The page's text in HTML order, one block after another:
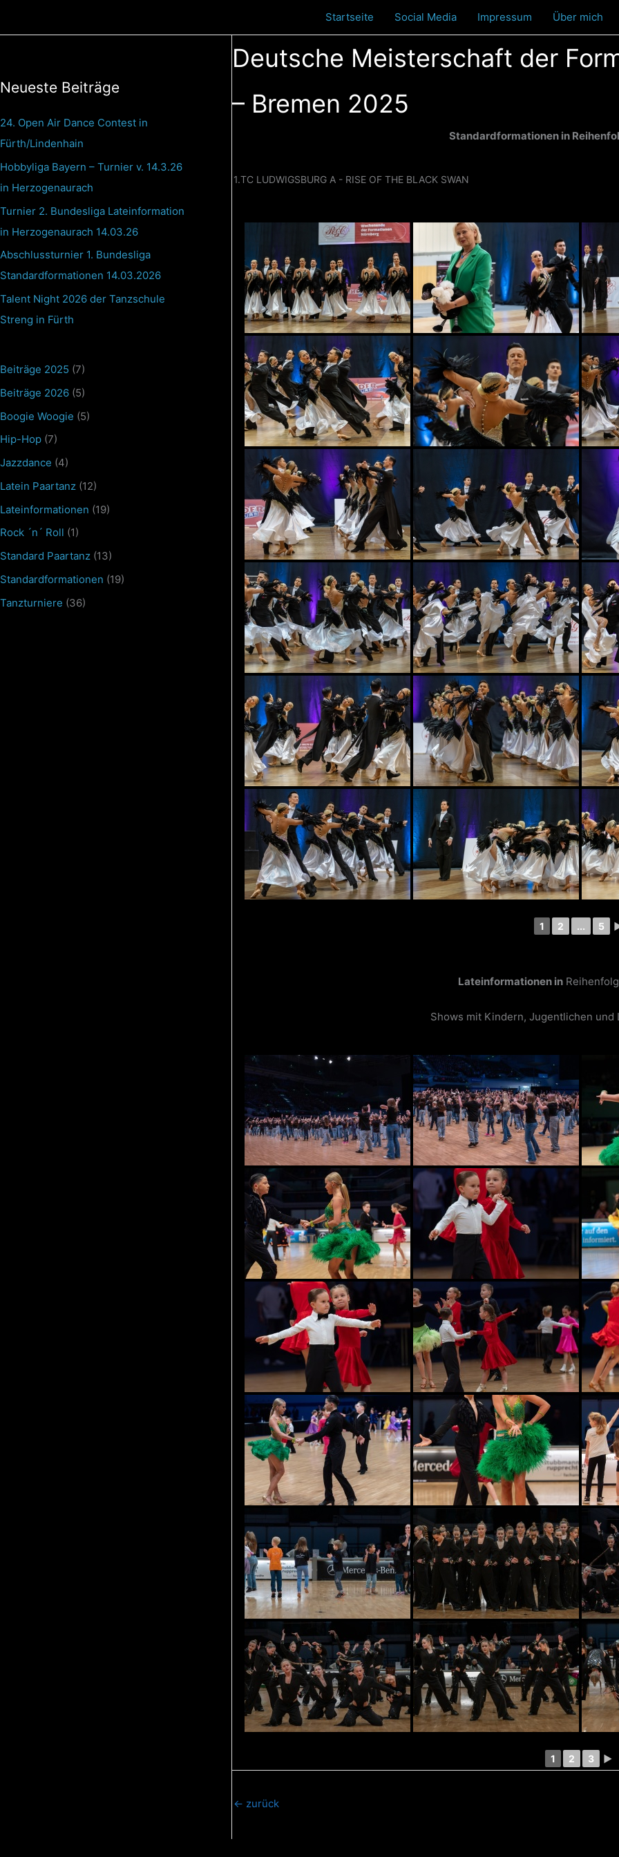
Startseite Social Media Impressum Über mich
Neueste Beiträge
24. Open Air Dance Contest in
Fürth/Lindenhain
Hobbyliga Bayern – Turnier v. 14.3.26
in Herzogenaurach
Turnier 2. Bundesliga Lateinformation
in Herzogenaurach 14.03.26
Abschlussturnier 1. Bundesliga
Standardformationen 14.03.2026
Talent Night 2026 der Tanzschule
Streng in Fürth
Beiträge 2025 (7)
Beiträge 2026 (5)
Boogie Woogie (5)
Hip-Hop (7)
Jazzdance (4)
Latein Paartanz (12)
Lateinformationen (19)
Rock ´n´ Roll (1)
Standard Paartanz (13)
Standardformationen (19)
Tanzturniere (36)
Deutsche Meisterschaft der
– Bremen 2025
Standardformationen in
1.TC LUDWIGSBURG A - RISE OF THE BLACK SWAN
1 2 ... 5
Lateinformationen in
Shows mit Kindern, Jugentlichen und
1 2 3 ►
← zurück